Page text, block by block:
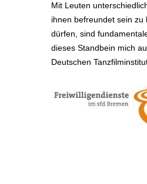
Mit Leuten
ihnen befreundet sein
dürfen, sind
dieses Standbein mich
Deutschen